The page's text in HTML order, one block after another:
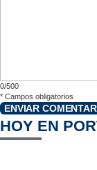
0/500
* Campos obligatorios
ENVIAR
HOY EN